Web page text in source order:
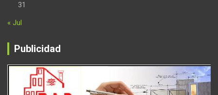
31
« Jul
Publicidad